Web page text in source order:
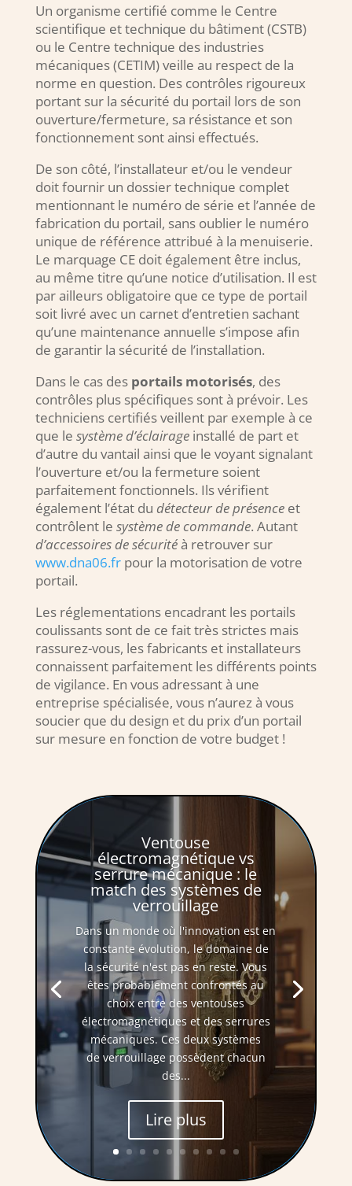
Un organisme certifié comme le Centre
scientifique et technique du bâtiment (CSTB)
ou le Centre technique des industries
mécaniques (CETIM) veille au respect de la
norme en question. Des contrôles rigoureux
portant sur la sécurité du portail lors de son
ouverture/fermeture, sa résistance et son
fonctionnement sont ainsi effectués.
De son côté, l’installateur et/ou le vendeur
doit fournir un dossier technique complet
mentionnant le numéro de série et l’année de
fabrication du portail, sans oublier le numéro
unique de référence attribué à la menuiserie.
Le marquage CE doit également être inclus,
au même titre qu’une notice d’utilisation. Il est
par ailleurs obligatoire que ce type de portail
soit livré avec un carnet d’entretien sachant
qu’une maintenance annuelle s’impose afin
de garantir la sécurité de l’installation.
Dans le cas des portails motorisés, des
contrôles plus spécifiques sont à prévoir. Les
techniciens certifiés veillent par exemple à ce
que le système d’éclairageinstallé de part et
d’autre du vantail ainsi que le voyant signalant
l’ouverture et/ou la fermeture soient
parfaitement fonctionnels. Ils vérifient
également l’état du détecteur de présenceet
contrôlent le système de commande. Autant
d’accessoires de sécuritéà retrouver sur
www.dna06.frpour la motorisation de votre
portail.
Les réglementations encadrant les portails
coulissants sont de ce fait très strictes mais
rassurez-vous, les fabricants et installateurs
connaissent parfaitement les différents points
de vigilance. En vous adressant à une
entreprise spécialisée, vous n’aurez à vous
soucier que du design et du prix d’un portail
sur mesure en fonction de votre budget !
Ventouse
électromagnétique vs
serrure mécanique : le
match des systèmes de
verrouillage
Dans un monde où l'innovation est en
constante évolution, le domaine de
la sécurité n'est pas en reste. Vous
êtes probablement confrontés au
choix entre des ventouses
électromagnétiques et des serrures
mécaniques. Ces deux systèmes
de verrouillage possèdent chacun
des...
Lire plus